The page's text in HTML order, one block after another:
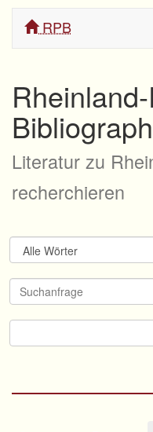
RPB
Literatur zu
recherchieren